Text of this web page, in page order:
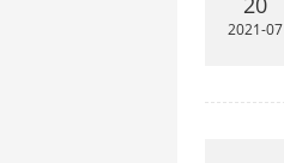
2021-07